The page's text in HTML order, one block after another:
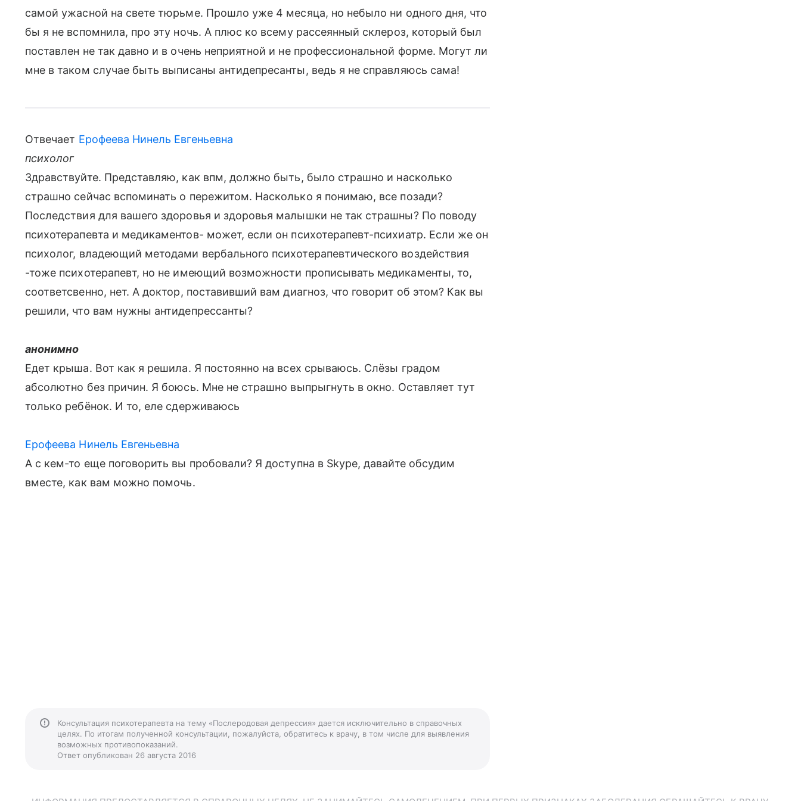
самой ужасной на свете тюрьме. Прошло уже 4 месяца, но небыло ни одного дня, что
бы я не вспомнила, про эту ночь. А плюс ко всему рассеянный склероз, который был
поставлен не так давно и в очень неприятной и не профессиональной форме. Могут ли
мне в таком случае быть выписаны антидепресанты, ведь я не справляюсь сама!
Отвечает Ерофеева Нинель Евгеньевна
психолог
Здравствуйте. Представляю, как впм, должно быть, было страшно и насколько
страшно сейчас вспоминать о пережитом. Насколько я понимаю, все позади?
Последствия для вашего здоровья и здоровья малышки не так страшны? По поводу
психотерапевта и медикаментов- может, если он психотерапевт-психиатр. Если же он
психолог, владеющий методами вербального психотерапевтического воздействия
-тоже психотерапевт, но не имеющий возможности прописывать медикаменты, то,
соответсвенно, нет. А доктор, поставивший вам диагноз, что говорит об этом? Как вы
решили, что вам нужны антидепрессанты?
анонимно
Едет крыша. Вот как я решила. Я постоянно на всех срываюсь. Слёзы градом
абсолютно без причин. Я боюсь. Мне не страшно выпрыгнуть в окно. Оставляет тут
только ребёнок. И то, еле сдерживаюсь
Ерофеева Нинель Евгеньевна
А с кем-то еще поговорить вы пробовали? Я доступна в Skype, давайте обсудим
вместе, как вам можно помочь.
Консультация психотерапевта на тему «Послеродовая депрессия» дается исключительно в справочных
целях. По итогам полученной консультации, пожалуйста, обратитесь к врачу, в том числе для выявления
возможных противопоказаний.
Ответ опубликован 26 августа 2016